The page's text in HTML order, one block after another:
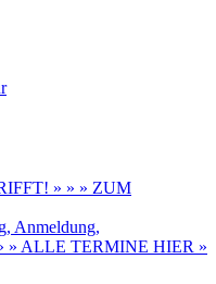
» » » ZUM
Anmeldung,
» ALLE TERMINE HIER »